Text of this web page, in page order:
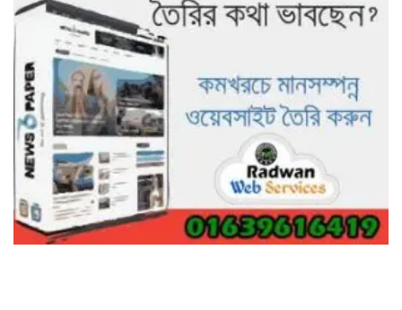
ভালো হতো’: বন বিভাগের নিষ্ঠুরতায়
নিঃস্ব কৃষক